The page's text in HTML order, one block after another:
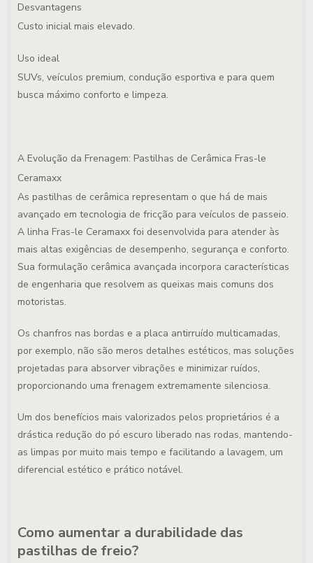
Desvantagens
Custo inicial mais elevado.
Uso ideal
SUVs, veículos premium, condução esportiva e para quem
busca máximo conforto e limpeza.
A Evolução da Frenagem: Pastilhas de Cerâmica Fras-le
Ceramaxx
As pastilhas de cerâmica representam o que há de mais
avançado em tecnologia de fricção para veículos de passeio.
A linha Fras-le Ceramaxx foi desenvolvida para atender às
mais altas exigências de desempenho, segurança e conforto.
Sua formulação cerâmica avançada incorpora características
de engenharia que resolvem as queixas mais comuns dos
motoristas.
Os chanfros nas bordas e a placa antirruído multicamadas,
por exemplo, não são meros detalhes estéticos, mas soluções
projetadas para absorver vibrações e minimizar ruídos,
proporcionando uma frenagem extremamente silenciosa.
Um dos benefícios mais valorizados pelos proprietários é a
drástica redução do pó escuro liberado nas rodas, mantendo-
as limpas por muito mais tempo e facilitando a lavagem, um
diferencial estético e prático notável.
Como aumentar a durabilidade das
pastilhas de freio?